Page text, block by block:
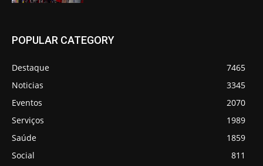
POPULAR CATEGORY
Destaque
7465
Noticias
3345
Eventos
2070
Serviços
1989
Saúde
1859
Social
811